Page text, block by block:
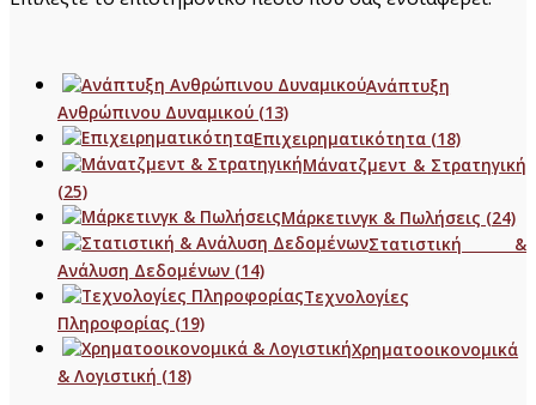
Ανάπτυξη
Ανθρώπινου Δυναμικού (13)
Επιχειρηματικότητα (18)
Μάνατζμεντ & Στρατηγική
(25)
Μάρκετινγκ & Πωλήσεις (24)
Στατιστική &
Ανάλυση Δεδομένων (14)
Τεχνολογίες
Πληροφορίας (19)
Χρηματοοικονομικά
& Λογιστική (18)